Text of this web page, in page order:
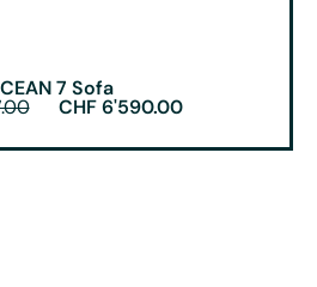
7 Sofa
CHF6'590.00